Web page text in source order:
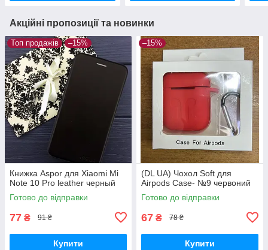
Акційні пропозиції та новинки
Топ продажів –15%
Книжка Aspor для Xiaomi Mi
Note 10 Pro leather черный
Готово до відправки
77 ₴ 91 ₴
Купити
–15%
(DL UA) Чохол Soft для
Airpods Case- №9 червоний
Готово до відправки
67 ₴ 78 ₴
Купити